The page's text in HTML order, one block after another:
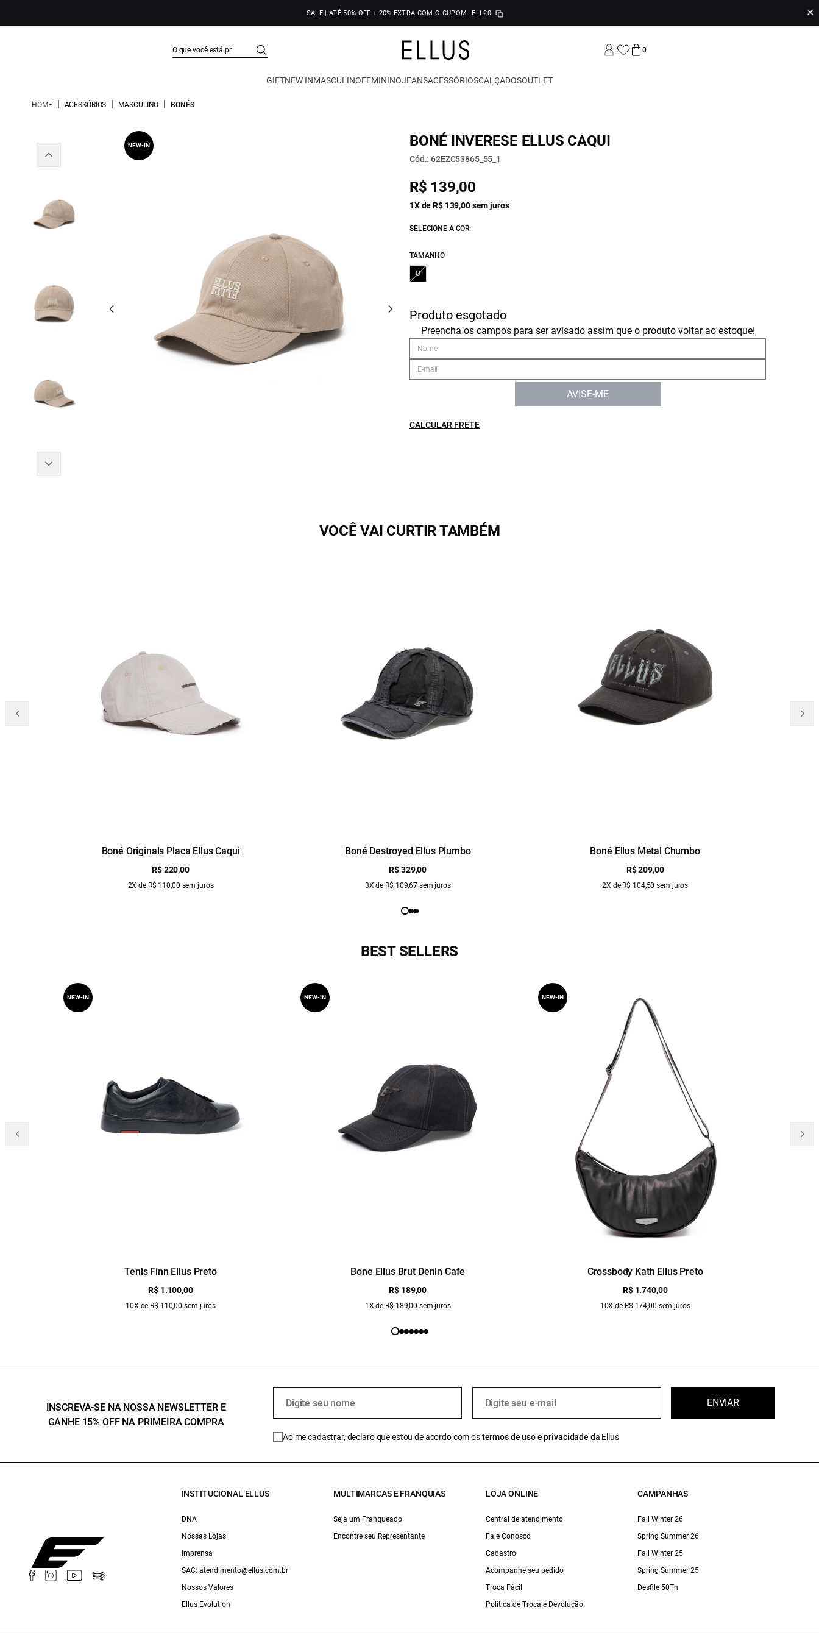
SALE | ATÉ 50% OFF + 20% EXTRA COM O CUPOM ELL20 ✕
0
GIFTNEW INMASCULINOFEMININOJEANSACESSÓRIOSCALÇADOSOUTLET
HOME | ACESSÓRIOS | MASCULINO | BONÉS
NEW-IN BONÉ INVERESE ELLUS CAQUI
Cód.: 62EZC53865_55_1
R$ 139,00
1X de R$ 139,00 sem juros
SELECIONE A COR:
TAMANHO
U
Produto esgotado
Preencha os campos para ser avisado assim que o produto voltar ao estoque!
AVISE-ME
CALCULAR FRETE
VOCÊ VAI CURTIR TAMBÉM
Boné Originals Placa Ellus Caqui
R$ 220,00
2X de R$ 110,00 sem juros
Boné Destroyed Ellus Plumbo
R$ 329,00
3X de R$ 109,67 sem juros
Boné Ellus Metal Chumbo
R$ 209,00
2X de R$ 104,50 sem juros
BEST SELLERS
Tenis Finn Ellus Preto
R$ 1.100,00
10X de R$ 110,00 sem juros
NEW-IN
Bone Ellus Brut Denin Cafe
R$ 189,00
1X de R$ 189,00 sem juros
NEW-IN
Crossbody Kath Ellus Preto
R$ 1.740,00
10X de R$ 174,00 sem juros
NEW-IN
INSCREVA-SE NA NOSSA NEWSLETTER E
GANHE 15% OFF NA PRIMEIRA COMPRA
ENVIAR
Ao me cadastrar, declaro que estou de acordo com ostermos de uso e privacidade da Ellus
INSTITUCIONAL ELLUS
DNA
Nossas Lojas
Imprensa
SAC: atendimento@ellus.com.br
Nossos Valores
Ellus Evolution
MULTIMARCAS E FRANQUIAS
Seja um Franqueado
Encontre seu Representante
LOJA ONLINE
Central de atendimento
Fale Conosco
Cadastro
Acompanhe seu pedido
Troca Fácil
Política de Troca e Devolução
CAMPANHAS
Fall Winter 26
Spring Summer 26
Fall Winter 25
Spring Summer 25
Desfile 50Th